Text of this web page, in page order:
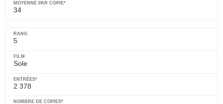
34
5
Sole
2 378